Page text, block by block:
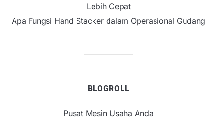
Lebih Cepat
Apa Fungsi Hand Stacker dalam Operasional Gudang
BLOGROLL
Pusat Mesin Usaha Anda